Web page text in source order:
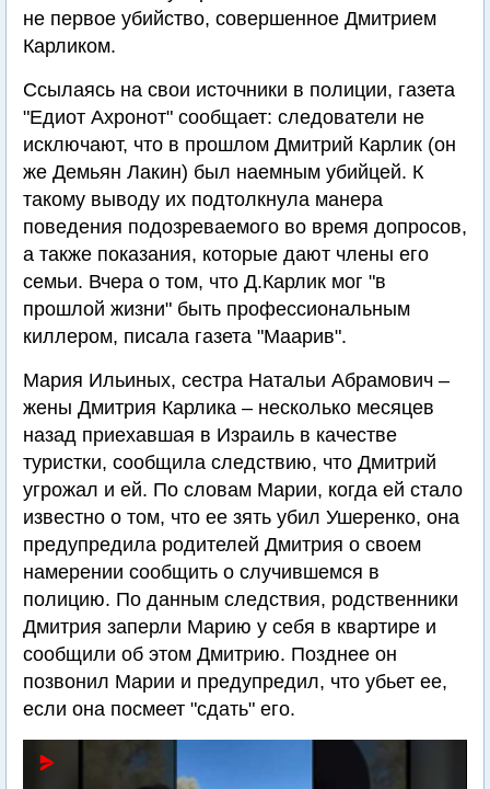
не первое убийство, совершенное Дмитрием
Карликом.
Ссылаясь на свои источники в полиции, газета
"Едиот Ахронот" сообщает: следователи не
исключают, что в прошлом Дмитрий Карлик (он
же Демьян Лакин) был наемным убийцей. К
такому выводу их подтолкнула манера
поведения подозреваемого во время допросов,
а также показания, которые дают члены его
семьи. Вчера о том, что Д.Карлик мог "в
прошлой жизни" быть профессиональным
киллером, писала газета "Маарив".
Мария Ильиных, сестра Натальи Абрамович –
жены Дмитрия Карлика – несколько месяцев
назад приехавшая в Израиль в качестве
туристки, сообщила следствию, что Дмитрий
угрожал и ей. По словам Марии, когда ей стало
известно о том, что ее зять убил Ушеренко, она
предупредила родителей Дмитрия о своем
намерении сообщить о случившемся в
полицию. По данным следствия, родственники
Дмитрия заперли Марию у себя в квартире и
сообщили об этом Дмитрию. Позднее он
позвонил Марии и предупредил, что убьет ее,
если она посмеет "сдать" его.